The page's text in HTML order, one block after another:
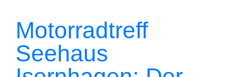
Motorradtreff
Seehaus